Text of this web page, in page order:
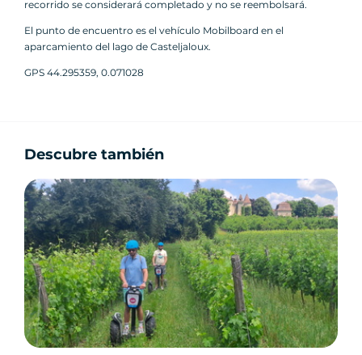
recorrido se considerará completado y no se reembolsará.
El punto de encuentro es el vehículo Mobilboard en el
aparcamiento del lago de Casteljaloux.
GPS 44.295359, 0.071028
Descubre también